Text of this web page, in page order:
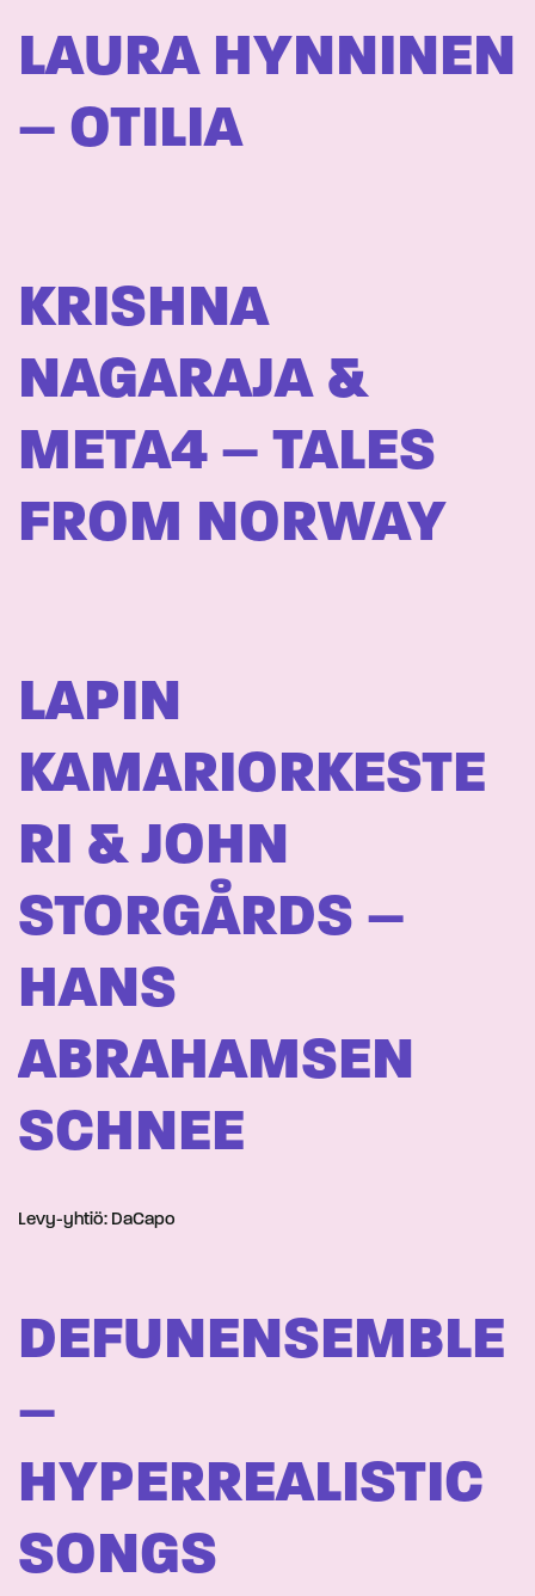
LAURA HYNNINEN
– OTILIA
KRISHNA
NAGARAJA &
META4 – TALES
FROM NORWAY
LAPIN
KAMARIORKESTE
RI & JOHN
STORGÅRDS –
HANS
ABRAHAMSEN
SCHNEE
Levy-yhtiö: DaCapo
DEFUNENSEMBLE
–
HYPERREALISTIC
SONGS